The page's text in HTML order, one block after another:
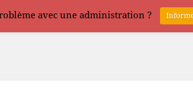
avec une administration ?